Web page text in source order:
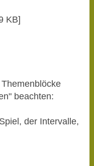
KB]
beachten:
der Intervalle,